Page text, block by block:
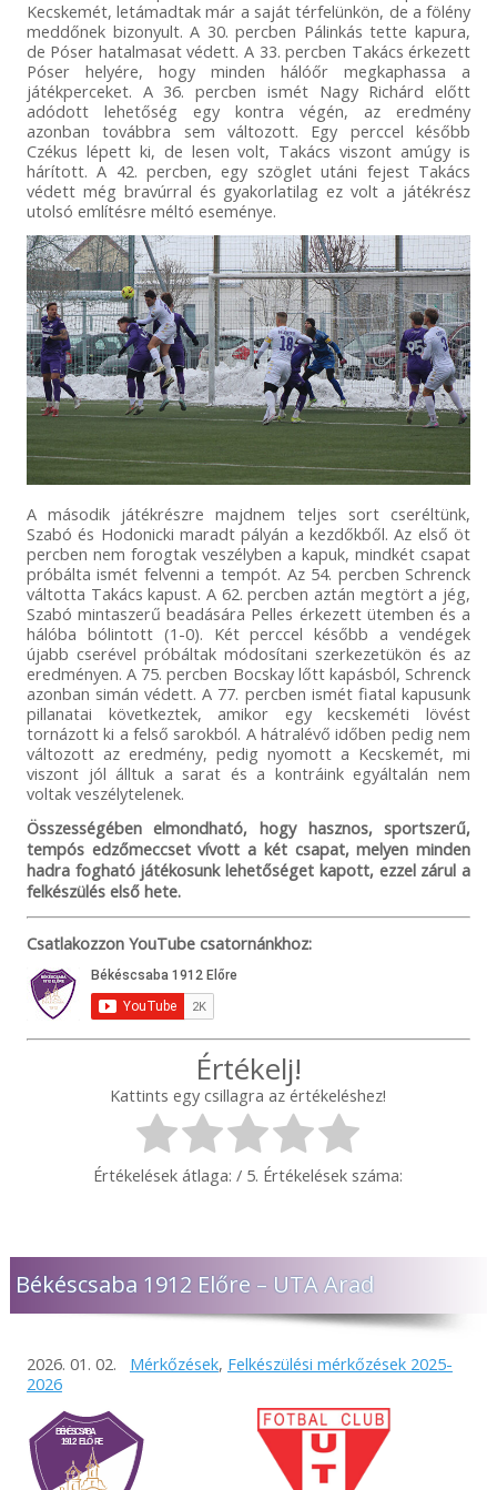
Kecskemét, letámadtak már a saját térfelünkön, de a fölény
meddőnek bizonyult. A 30. percben Pálinkás tette kapura,
de Póser hatalmasat védett. A 33. percben Takács érkezett
Póser helyére, hogy minden hálóőr megkaphassa a
játékperceket. A 36. percben ismét Nagy Richárd előtt
adódott lehetőség egy kontra végén, az eredmény
azonban továbbra sem változott. Egy perccel később
Czékus lépett ki, de lesen volt, Takács viszont amúgy is
hárított. A 42. percben, egy szöglet utáni fejest Takács
védett még bravúrral és gyakorlatilag ez volt a játékrész
utolsó említésre méltó eseménye.
A második játékrészre majdnem teljes sort cseréltünk,
Szabó és Hodonicki maradt pályán a kezdőkből. Az első öt
percben nem forogtak veszélyben a kapuk, mindkét csapat
próbálta ismét felvenni a tempót. Az 54. percben Schrenck
váltotta Takács kapust. A 62. percben aztán megtört a jég,
Szabó mintaszerű beadására Pelles érkezett ütemben és a
hálóba bólintott (1-0). Két perccel később a vendégek
újabb cserével próbáltak módosítani szerkezetükön és az
eredményen. A 75. percben Bocskay lőtt kapásból, Schrenck
azonban simán védett. A 77. percben ismét fiatal kapusunk
pillanatai következtek, amikor egy kecskeméti lövést
tornázott ki a felső sarokból. A hátralévő időben pedig nem
változott az eredmény, pedig nyomott a Kecskemét, mi
viszont jól álltuk a sarat és a kontráink egyáltalán nem
voltak veszélytelenek.
Összességében elmondható, hogy hasznos, sportszerű,
tempós edzőmeccset vívott a két csapat, melyen minden
hadra fogható játékosunk lehetőséget kapott, ezzel zárul a
felkészülés első hete.
Csatlakozzon YouTube csatornánkhoz:
Értékelj!
Kattints egy csillagra az értékeléshez!
Értékelések átlaga:/ 5. Értékelések száma:
Békéscsaba 1912 Előre – UTA Arad
2026. 01. 02. Mérkőzések, Felkészülési mérkőzések 2025-
2026